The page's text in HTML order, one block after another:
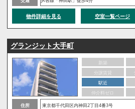
物件詳細を見る 空室一覧ページ
グランジット大手町
新築
分譲賃貸
駅近
仲介料ゼロ
住所
東京都千代田区内神田2丁目4番3号